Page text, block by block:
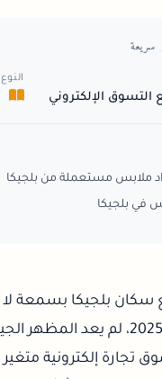
سريعة
التسوق الإلكتروني
النوع
ملابس مستعملة من بلجيكا
في بلجيكا
سكان بلجيكا بسمعة لا
عام 2025، لم يعد
تجارة إلكترونية